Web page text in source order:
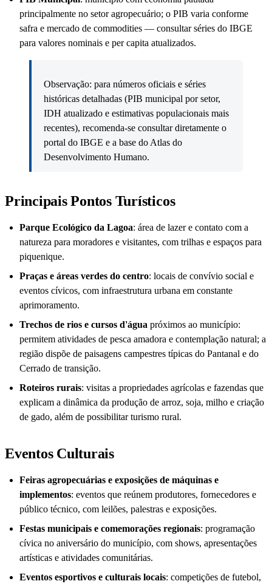
principalmente no setor agropecuário; o PIB varia conforme
safra e mercado de commodities — consultar séries do IBGE
para valores nominais e per capita atualizados.
Observação: para números oficiais e séries
históricas detalhadas (PIB municipal por setor,
IDH atualizado e estimativas populacionais mais
recentes), recomenda-se consultar diretamente o
portal do IBGE e a base do Atlas do
Desenvolvimento Humano.
Principais Pontos Turísticos
Parque Ecológico da Lagoa: área de lazer e contato com a
natureza para moradores e visitantes, com trilhas e espaços para
piquenique.
Praças e áreas verdes do centro: locais de convívio social e
eventos cívicos, com infraestrutura urbana em constante
aprimoramento.
Trechos de rios e cursos d'água próximos ao município:
permitem atividades de pesca amadora e contemplação natural; a
região dispõe de paisagens campestres típicas do Pantanal e do
Cerrado de transição.
Roteiros rurais: visitas a propriedades agrícolas e fazendas que
explicam a dinâmica da produção de arroz, soja, milho e criação
de gado, além de possibilitar turismo rural.
Eventos Culturais
Feiras agropecuárias e exposições de máquinas e
implementos: eventos que reúnem produtores, fornecedores e
público técnico, com leilões, palestras e exposições.
Festas municipais e comemorações regionais: programação
cívica no aniversário do município, com shows, apresentações
artísticas e atividades comunitárias.
Eventos esportivos e culturais locais: competições de futebol,